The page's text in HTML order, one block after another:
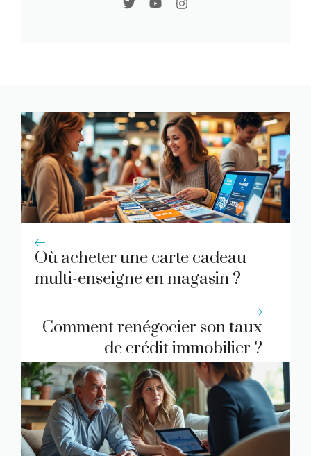
Où acheter une carte cadeau
multi-enseigne en magasin ?
Comment renégocier son taux
de crédit immobilier ?